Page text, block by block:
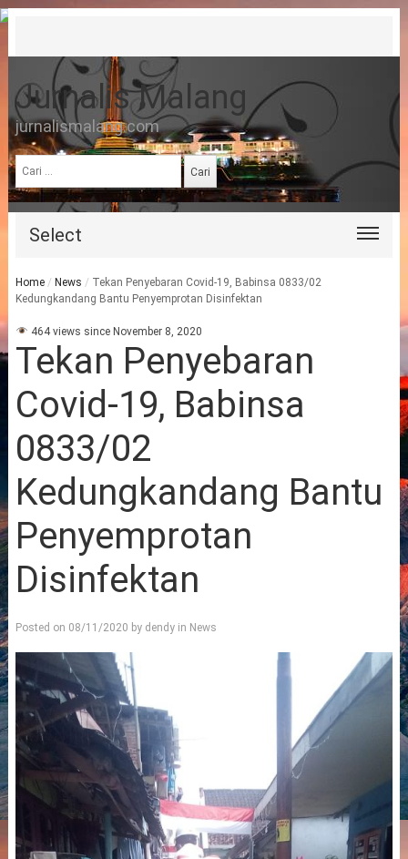
Jurnalis Malang
jurnalismalang.com
Cari
untuk:
Select
Home / News / Tekan Penyebaran Covid-19, Babinsa 0833/02
Kedungkandang Bantu Penyemprotan Disinfektan
464 views since November 8, 2020
Tekan Penyebaran
Covid-19, Babinsa
0833/02
Kedungkandang Bantu
Penyemprotan
Disinfektan
Posted on 08/11/2020 by dendyin News